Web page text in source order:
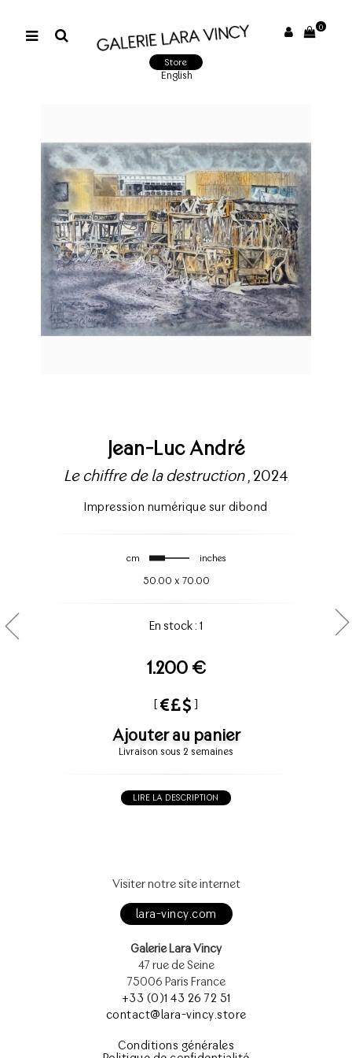
0
Store
English
Jean-Luc André
Le chiffre de la destruction, 2024
Impression numérique sur dibond
cm inches
50.00 x 70.00
En stock : 1
1.200 €
[ ]
Ajouter au panier
Livraison sous 2 semaines
LIRE LA DESCRIPTION
Visiter notre site internet
lara-vincy.com
Galerie Lara Vincy
47 rue de Seine
75006 Paris France
+33 (0)1 43 26 72 51
contact@lara-vincy.store
Conditions générales